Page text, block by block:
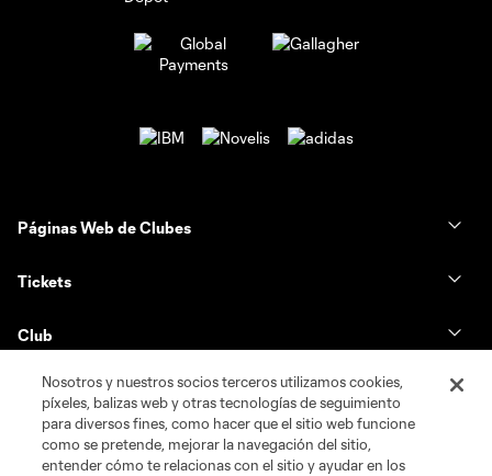
Páginas Web de Clubes
Tickets
Club
News & Videos
Shop
Nosotros y nuestros socios terceros utilizamos cookies,
píxeles, balizas web y otras tecnologías de seguimiento
para diversos fines, como hacer que el sitio web funcione
como se pretende, mejorar la navegación del sitio,
entender cómo te relacionas con el sitio y ayudar en los